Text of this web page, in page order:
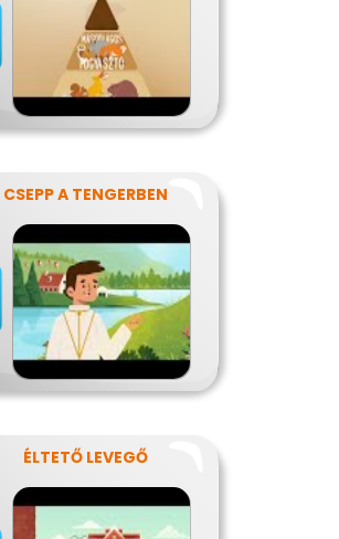
CSEPP A TENGERBEN
ÉLTETŐ LEVEGŐ